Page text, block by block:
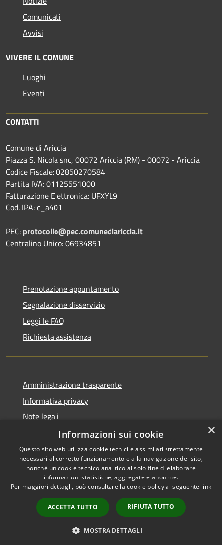
Comunicati
Avvisi
VIVERE IL COMUNE
Luoghi
Eventi
CONTATTI
Comune di Ariccia
Piazza S. Nicola snc, 00072 Ariccia (RM) - 00072 - Ariccia
Codice Fiscale: 02850270584
Partita IVA: 01125551000
Fatturazione Elettronica: UFXYL9
Cod. IPA: c_a401
PEC: protocollo@pec.comunediariccia.it
Centralino Unico: 06934851
Prenotazione appuntamento
Segnalazione disservizio
Leggi le FAQ
Richiesta assistenza
Amministrazione trasparente
Informativa privacy
Note legali
Dichiarazione di accessibilità
RSS
Accessibilità
Copyright © 2026 • Comune di
Municipium•
Accesso
redazione
×
Informazioni sui cookie
Questo sito web utilizza cookie tecnici e assimilati strettamente
necessari al corretto funzionamento e alla navigazione del sito,
nonché un cookie tecnico analitico al solo fine di elaborare
informazioni statistiche, aggregate e anonime.
Per maggiori dettagli, può consultare la cookie policy al seguente link
ACCETTA TUTTO RIFIUTA TUTTO
MOSTRA DETTAGLI